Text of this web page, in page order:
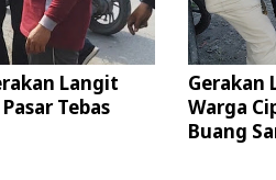
Langit
Tebas
Gerakan
Warga
Buang